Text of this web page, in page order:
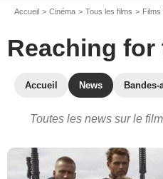
Accueil Cinéma Tous les films Films
Reaching for
Accueil News
Toutes les news sur le